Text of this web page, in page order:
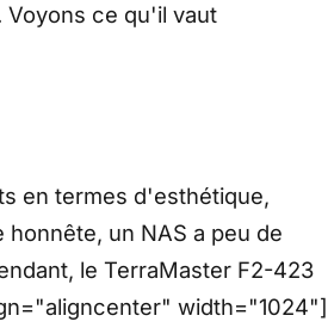
Voyons ce qu'il vaut
en termes d'esthétique,
un NAS a peu de
le TerraMaster F2-423
width="1024"]